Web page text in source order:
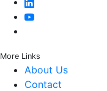
More Links
About Us
Contact